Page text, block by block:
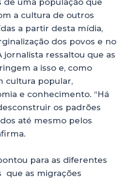
de uma população que
a cultura de outros
a partir desta mídia,
dos povos e no
jornalista ressaltou que as
a isso e, como
cultura popular,
e conhecimento. “Há
os padrões
até mesmo pelos
para as diferentes
que as migrações